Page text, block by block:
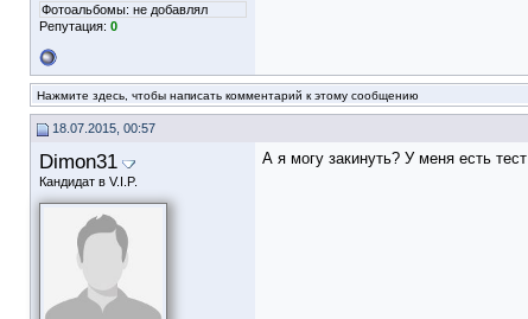
Фотоальбомы: не добавлял
Репутация: 0
Нажмите здесь, чтобы написать комментарий к этому сообщению
18.07.2015, 00:57
Dimon31
Кандидат в V.I.P.
А я могу закинуть? У меня есть тест